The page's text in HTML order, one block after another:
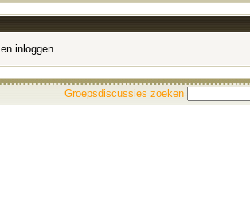
en inloggen.
Groepsdiscussies zoeken